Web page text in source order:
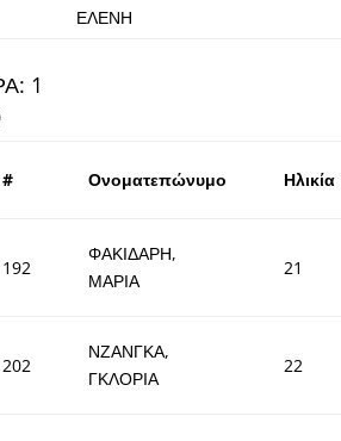
ΕΛΕΝΗ
1
# Ονοματεπώνυμο Ηλικία
192
ΦΑΚΙΔΑΡΗ,
ΜΑΡΙΑ
21
202
ΝΖΑΝΓΚΑ,
ΓΚΛΟΡΙΑ
22